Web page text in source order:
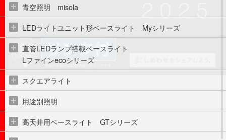
青空照明　misola
LEDライトユニット形ベースライト　Myシリーズ
直管LEDランプ搭載ベースライト
Lファインecoシリーズ
スクエアライト
用途別照明
高天井用ベースライト　GTシリーズ